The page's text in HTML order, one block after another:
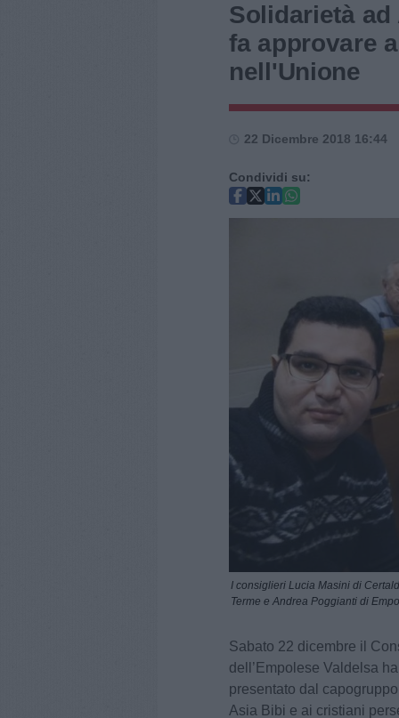
Solidarietà
fa approvare
nell'Unione
22 Dicembre 2018 16:44
Condividi su:
I consiglieri Lucia Masini di
Terme e Andrea Poggianti di
Sabato 22 dicembre il
dell’Empolese Valdelsa
presentato dal
Asia Bibi e ai cristiani